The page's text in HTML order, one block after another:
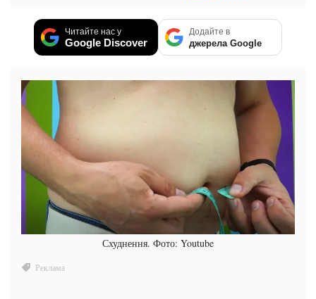
Читайте нас у
Google Discover
Додайте в
джерела Google
Схуднення. Фото: Youtube